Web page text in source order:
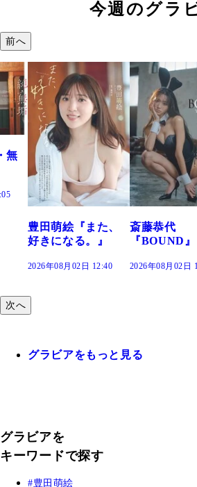
今週のグラ
前へ
斎藤恭代
『BOUND』
2026年08月02日 12:35
咲田ゆな
『Sunflower
2026年08月02日
次へ
グラビアをもっと見る
グラビアを
キーワードで探す
豊田萌絵